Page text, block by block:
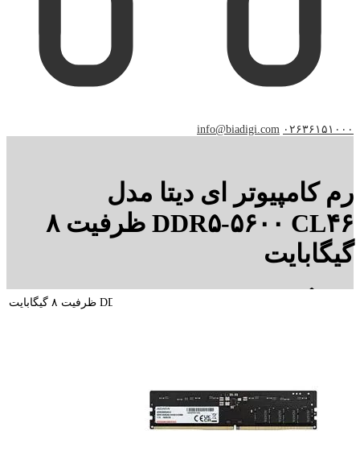
۰۲۶۳۶۱۵۱۰۰۰ info@biadigi.com
رم کامپیوتر ای دیتا مدل
DDR۵-۵۶۰۰ CL۴۶ ظرفیت ۸
گیگابایت